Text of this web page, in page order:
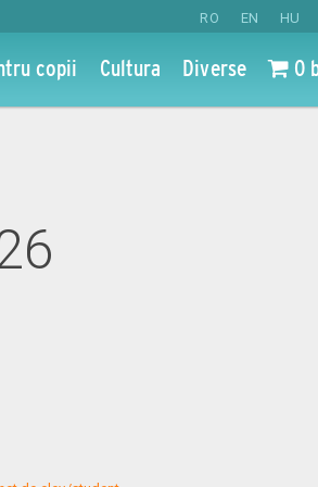
RO EN HU
copii Cultura Diverse 0